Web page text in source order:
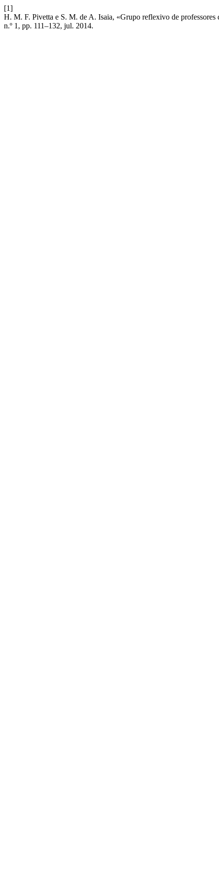
[1]
H. M. F. Pivetta e S. M. de A. Isaia, «Grupo reflexivo de
n.º 1, pp. 111–132, jul. 2014.